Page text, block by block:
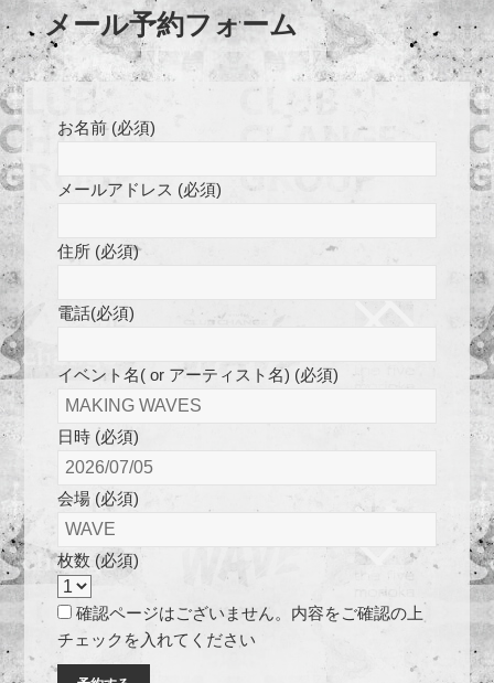
メール予約フォーム
お名前 (必須)
メールアドレス (必須)
住所 (必須)
電話(必須)
イベント名( or アーティスト名) (必須)
日時 (必須)
会場 (必須)
枚数 (必須)
確認ページはございません。内容をご確認の上
チェックを入れてください